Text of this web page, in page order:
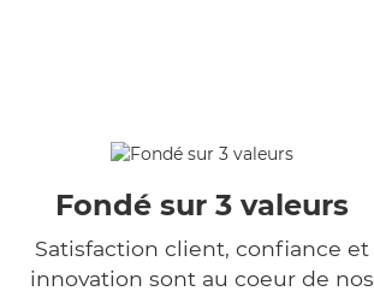
Fondé sur 3 valeurs
Satisfaction client, confiance et
innovation sont au coeur de nos